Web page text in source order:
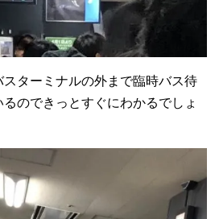
ターミナルの外まで臨時バス待
のできっとすぐにわかるでしょ